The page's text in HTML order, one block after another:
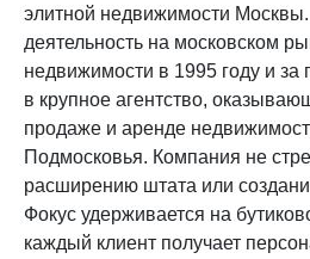
элитной недвижимости
деятельность на московском
недвижимости в 1995 году и
в крупное агентство,
продаже и аренде
Подмосковья. Компания не
расширению штата или
Фокус удерживается на
каждый клиент получает